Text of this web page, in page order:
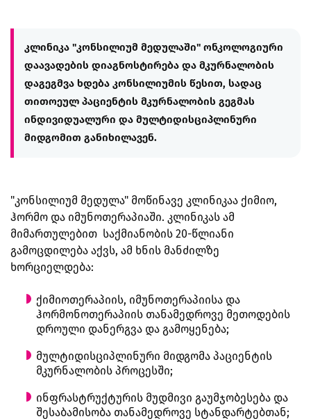
კლინიკა "კონსილიუმ მედულაში" ონკოლოგიური
დაავადების დიაგნოსტირება და მკურნალობის
დაგეგმვა ხდება კონსილიუმის წესით, სადაც
თითოეულ პაციენტის მკურნალობის გეგმას
ინდივიდუალური და მულტიდისციპლინური
მიდგომით განიხილავენ.
"კონსილიუმ მედულა" მოწინავე კლინიკაა ქიმიო,
ჰორმო და იმუნოთერაპიაში. კლინიკას ამ
მიმართულებით საქმიანობის 20-წლიანი
გამოცდილება აქვს, ამ ხნის მანძილზე
ხორციელდება:
ქიმიოთერაპიის, იმუნოთერაპიისა და
ჰორმონოთერაპიის თანამედროვე მეთოდების
დროული დანერგვა და გამოყენება;
მულტიდისციპლინური მიდგომა პაციენტის
მკურნალობის პროცესში;
ინფრასტრუქტურის მუდმივი გაუმჯობესება და
შესაბამისობა თანამედროვე სტანდარტებთან;